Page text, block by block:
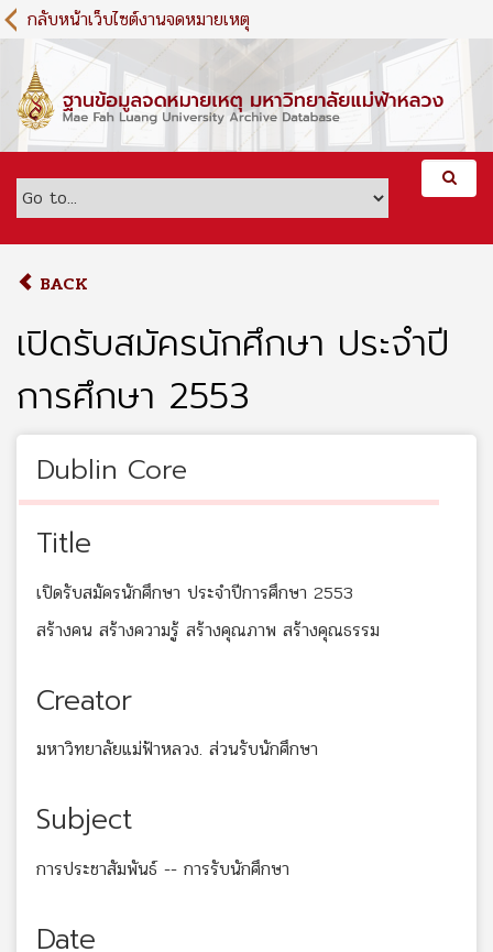
S
k
m
c
กลับหน้าเว็บไซต์งานจดหมายเหตุ
BACK
เปิดรับสมัครนักศึกษา ประจำปี
การศึกษา 2553
Dublin Core
Title
เปิดรับสมัครนักศึกษา ประจำปีการศึกษา 2553
สร้างคน สร้างความรู้ สร้างคุณภาพ สร้างคุณธรรม
Creator
มหาวิทยาลัยแม่ฟ้าหลวง. ส่วนรับนักศึกษา
Subject
การประชาสัมพันธ์ -- การรับนักศึกษา
Date